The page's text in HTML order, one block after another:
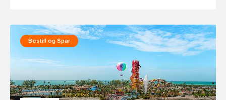
Bestill og Spar